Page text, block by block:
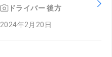
ドライバー 後方
2024年2月20日